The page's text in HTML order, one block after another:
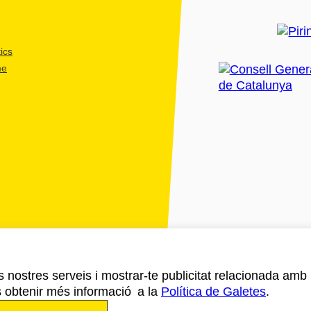
serveis i mostrar-te publicitat relacionada
obtenir més informació a la Política de Galetes.